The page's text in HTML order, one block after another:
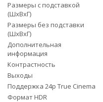
Размеры с подставкой
(ШxВxГ)
Размеры без подставки
(ШxВxГ)
Дополнительная
информация
Контрастность
Выходы
Поддержка 24p True Cinema
Формат HDR